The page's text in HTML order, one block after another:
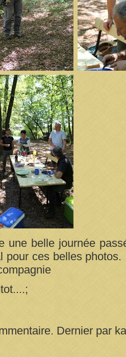
une belle journée
pour ces belles
Dernier par